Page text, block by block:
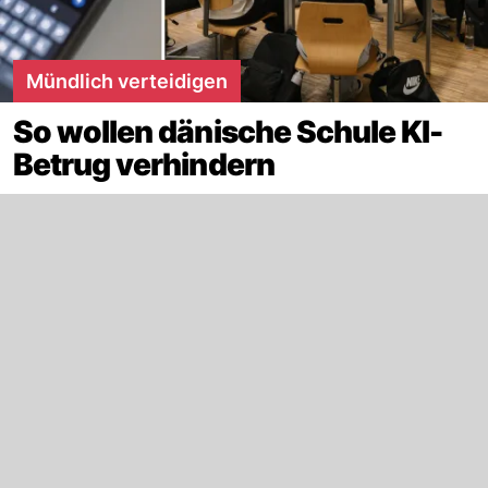
Mündlich verteidigen
So wollen dänische Schule KI-
Betrug verhindern